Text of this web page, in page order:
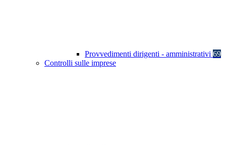
Provvedimenti dirigenti - amministrativi 69
Controlli sulle imprese